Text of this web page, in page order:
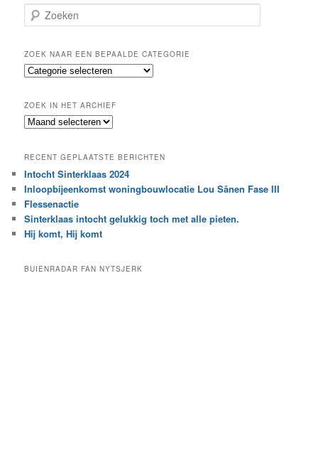
o
k
e
n
ZOEK NAAR EEN BEPAALDE CATEGORIE
Z
k
n
e
e
n
b
e
a
ZOEK IN HET ARCHIEF
Z
k
i
n
h
e
t
c
RECENT GEPLAATSTE BERICHTEN
Intocht Sinterklaas 2024
Inloopbijeenkomst woningbouwlocatie Lou Sânen Fase III
Flessenactie
Sinterklaas intocht gelukkig toch met alle pieten.
Hij komt, Hij komt
BUIENRADAR FAN NYTSJERK